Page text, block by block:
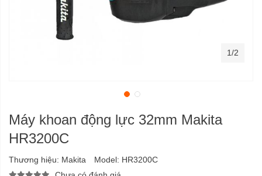
Máy khoan động lực 32mm Makita
HR3200C
Thương hiệu: Makita Model: HR3200C
1/2